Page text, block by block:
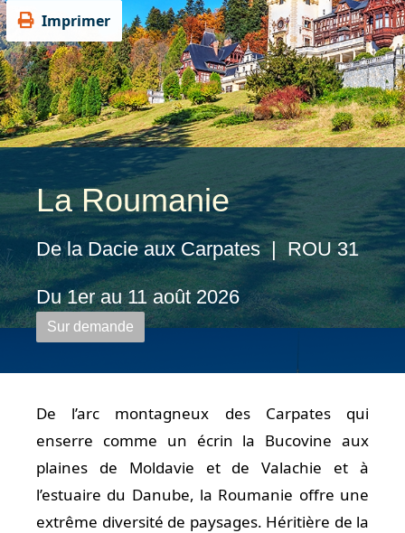
Imprimer
La Roumanie
De la Dacie aux Carpates | ROU 31
Du 1er au 11 août 2026
Sur demande
De l’arc montagneux des Carpates qui
enserre comme un écrin la Bucovine aux
plaines de Moldavie et de Valachie et à
l’estuaire du Danube, la Roumanie offre une
extrême diversité de paysages. Héritière de la